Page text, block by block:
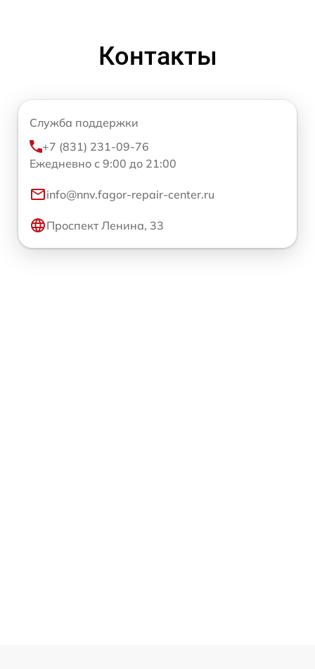
Контакты
Служба поддержки
+7 (831) 231-09-76
Ежедневно с 9:00 до 21:00
info@nnv.fagor-repair-center.ru
Проспект Ленина, 33